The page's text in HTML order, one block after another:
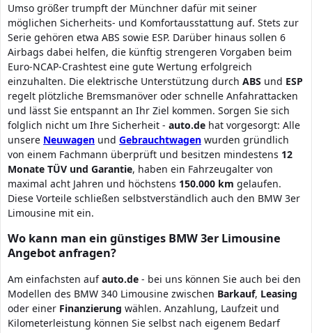
Umso größer trumpft der Münchner dafür mit seiner
möglichen Sicherheits- und Komfortausstattung auf. Stets zur
Serie gehören etwa ABS sowie ESP. Darüber hinaus sollen 6
Airbags dabei helfen, die künftig strengeren Vorgaben beim
Euro-NCAP-Crashtest eine gute Wertung erfolgreich
einzuhalten. Die elektrische Unterstützung durch ABS und ESP
regelt plötzliche Bremsmanöver oder schnelle Anfahrattacken
und lässt Sie entspannt an Ihr Ziel kommen. Sorgen Sie sich
folglich nicht um Ihre Sicherheit - auto.de hat vorgesorgt: Alle
unsere Neuwagen und Gebrauchtwagen wurden gründlich
von einem Fachmann überprüft und besitzen mindestens 12
Monate TÜV und Garantie, haben ein Fahrzeugalter von
maximal acht Jahren und höchstens 150.000 km gelaufen.
Diese Vorteile schließen selbstverständlich auch den BMW 3er
Limousine mit ein.
Wo kann man ein günstiges BMW 3er Limousine
Angebot anfragen?
Am einfachsten aufauto.de - bei uns können Sie auch bei den
Modellen des BMW 340 Limousine zwischen Barkauf, Leasing
oder einer Finanzierung wählen. Anzahlung, Laufzeit und
Kilometerleistung können Sie selbst nach eigenem Bedarf